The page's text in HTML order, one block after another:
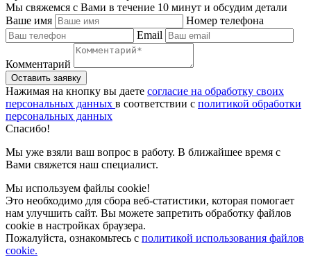
Мы свяжемся с Вами в течение 10 минут и обсудим детали
Ваше имя
Номер телефона
Email
Комментарий
Нажимая на кнопку вы даете согласие на обработку своих
персональных данных в соответствии с политикой обработки
персональных данных
Спасибо!
Мы уже взяли ваш вопрос в работу. В ближайшее время с
Вами свяжется наш специалист.
Мы используем файлы cookie!
Это необходимо для сбора веб-статистики, которая помогает
нам улучшить сайт. Вы можете запретить обработку файлов
cookie в настройках браузера.
Пожалуйста, ознакомьтесь с политикой использования файлов
cookie.